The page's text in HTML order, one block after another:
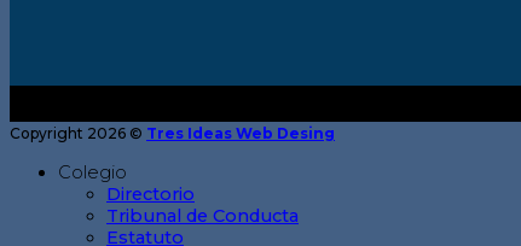
Copyright 2026 © Tres Ideas Web Desing
Colegio
Directorio
Tribunal de Conducta
Estatuto